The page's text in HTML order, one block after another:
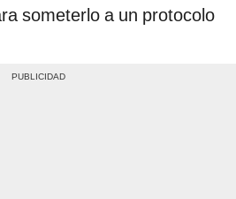
someterlo a un protocolo